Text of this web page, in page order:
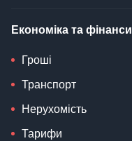
Економіка та фінанси
Гроші
Транспорт
Нерухомість
Тарифи